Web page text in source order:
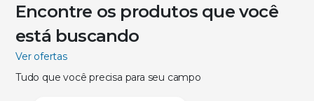
Encontre os produtos que você
está buscando
Ver ofertas
Tudo que você precisa para seu campo